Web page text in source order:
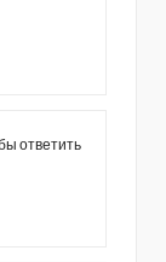
ответить